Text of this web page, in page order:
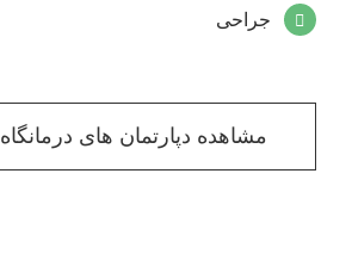
جراحی
مشاهده دپارتمان های درمانگاه